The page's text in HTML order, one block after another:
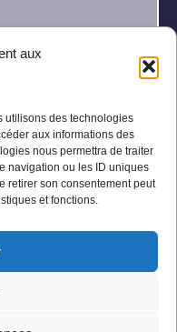
aux
utilisons des technologies
aux informations des
nous permettra de traiter
navigation ou les ID uniques
retirer son consentement peut
et fonctions.
.
de confidentialité